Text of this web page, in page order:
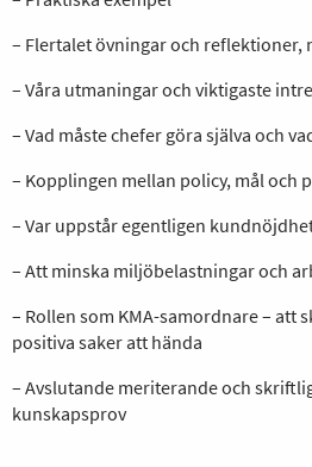
– Flertalet övningar och reflektioner,
– Våra utmaningar och viktigaste
– Vad måste chefer göra själva och
– Kopplingen mellan policy, mål och
– Var uppstår egentligen
– Att minska miljöbelastningar och
– Rollen som KMA-samordnare – att
positiva saker att hända
– Avslutande meriterande och
kunskapsprov